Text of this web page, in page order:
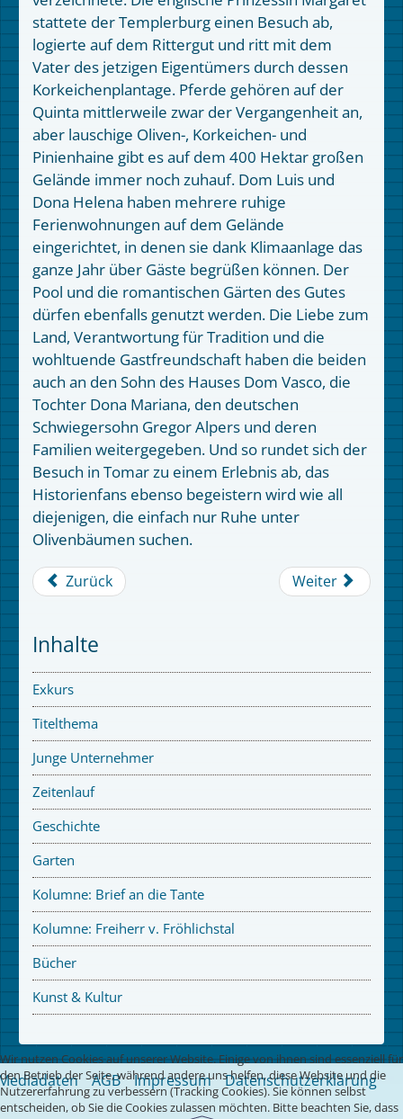
stattete der Templerburg einen Besuch ab,
logierte auf dem Rittergut und ritt mit dem
Vater des jetzigen Eigentümers durch dessen
Korkeichenplantage. Pferde gehören auf der
Quinta mittlerweile zwar der Vergangenheit an,
aber lauschige Oliven-, Korkeichen- und
Pinienhaine gibt es auf dem 400 Hektar großen
Gelände immer noch zuhauf. Dom Luis und
Dona Helena haben mehrere ruhige
Ferienwohnungen auf dem Gelände
eingerichtet, in denen sie dank Klimaanlage das
ganze Jahr über Gäste begrüßen können. Der
Pool und die romantischen Gärten des Gutes
dürfen ebenfalls genutzt werden. Die Liebe zum
Land, Verantwortung für Tradition und die
wohltuende Gastfreundschaft haben die beiden
auch an den Sohn des Hauses Dom Vasco, die
Tochter Dona Mariana, den deutschen
Schwiegersohn Gregor Alpers und deren
Familien weitergegeben. Und so rundet sich der
Besuch in Tomar zu einem Erlebnis ab, das
Historienfans ebenso begeistern wird wie all
diejenigen, die einfach nur Ruhe unter
Olivenbäumen suchen.
Zurück Weiter
Inhalte
Exkurs
Titelthema
Junge Unternehmer
Zeitenlauf
Geschichte
Garten
Kolumne: Brief an die Tante
Kolumne: Freiherr v. Fröhlichstal
Bücher
Kunst & Kultur
AGB Impressum Datenschutzerklärung
Wir nutzen Cookies auf unserer Website. Einige von ihnen sind essenziell für
den Betrieb der Seite, während andere uns helfen, diese Website und die
Nutzererfahrung zu verbessern (Tracking Cookies). Sie können selbst
entscheiden, ob Sie die Cookies zulassen möchten. Bitte beachten Sie, dass